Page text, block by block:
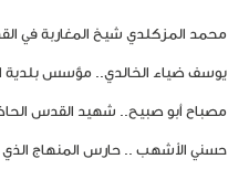
محمد المزكلدي شيخ المغاربة في
يوسف ضياء الخالدي.. مؤسس بلدية
مصباح أبو صبيح.. شهيد القدس
حسني الأشهب .. حارس المنهاج